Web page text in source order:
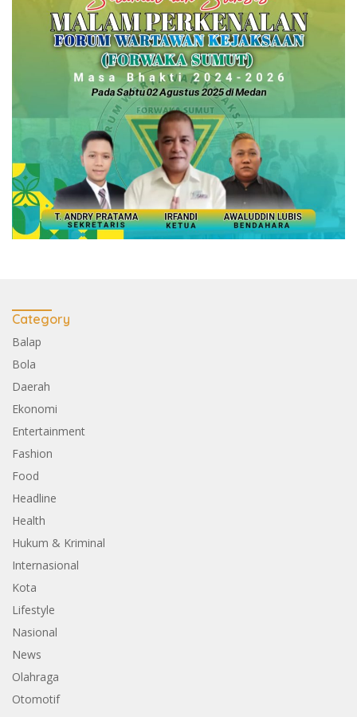
Category
Balap
Bola
Daerah
Ekonomi
Entertainment
Fashion
Food
Headline
Health
Hukum & Kriminal
Internasional
Kota
Lifestyle
Nasional
News
Olahraga
Otomotif